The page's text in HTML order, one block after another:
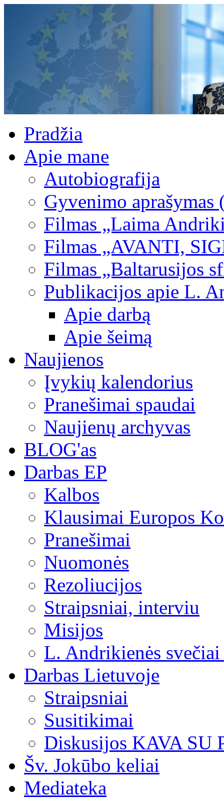
Pradžia
Apie mane
Autobiografija
Gyvenimo aprašymas
Filmas „Laima
Filmas „AVANTI,
Filmas „Baltarusijos
Publikacijos apie L.
Apie darbą
Apie šeimą
Naujienos
Įvykių kalendorius
Pranešimai spaudai
Naujienų archyvas
BLOG'as
Darbas EP
Kalbos
Klausimai Europos
Pranešimai
Nuomonės
Rezoliucijos
Straipsniai, interviu
Misijos
L. Andrikienės
Darbas Lietuvoje
Straipsniai
Susitikimai
Diskusijos KAVA SU
Šv. Jokūbo keliai
Mediateka